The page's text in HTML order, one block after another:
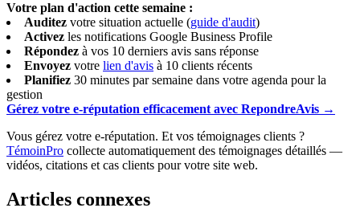
Votre plan d'action cette semaine :
Auditez votre situation actuelle (guide d'audit)
Activez les notifications Google Business Profile
Répondez à vos 10 derniers avis sans réponse
Envoyez votre lien d'avis à 10 clients récents
Planifiez 30 minutes par semaine dans votre agenda pour la
gestion
Gérez votre e-réputation efficacement avec RepondreAvis →
Vous gérez votre e-réputation. Et vos témoignages clients ?
TémoinPro collecte automatiquement des témoignages détaillés —
vidéos, citations et cas clients pour votre site web.
Articles connexes